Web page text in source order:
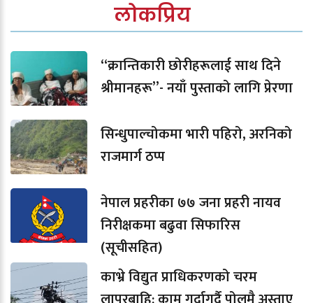
लोकप्रिय
“क्रान्तिकारी छोरीहरूलाई साथ दिने
श्रीमानहरू”- नयाँ पुस्ताको लागि प्रेरणा
सिन्धुपाल्चोकमा भारी पहिरो, अरनिको
राजमार्ग ठप्प
नेपाल प्रहरीका ७७ जना प्रहरी नायव
निरीक्षकमा बढुवा सिफारिस
(सूचीसहित)
काभ्रे विद्युत प्राधिकरणको चरम